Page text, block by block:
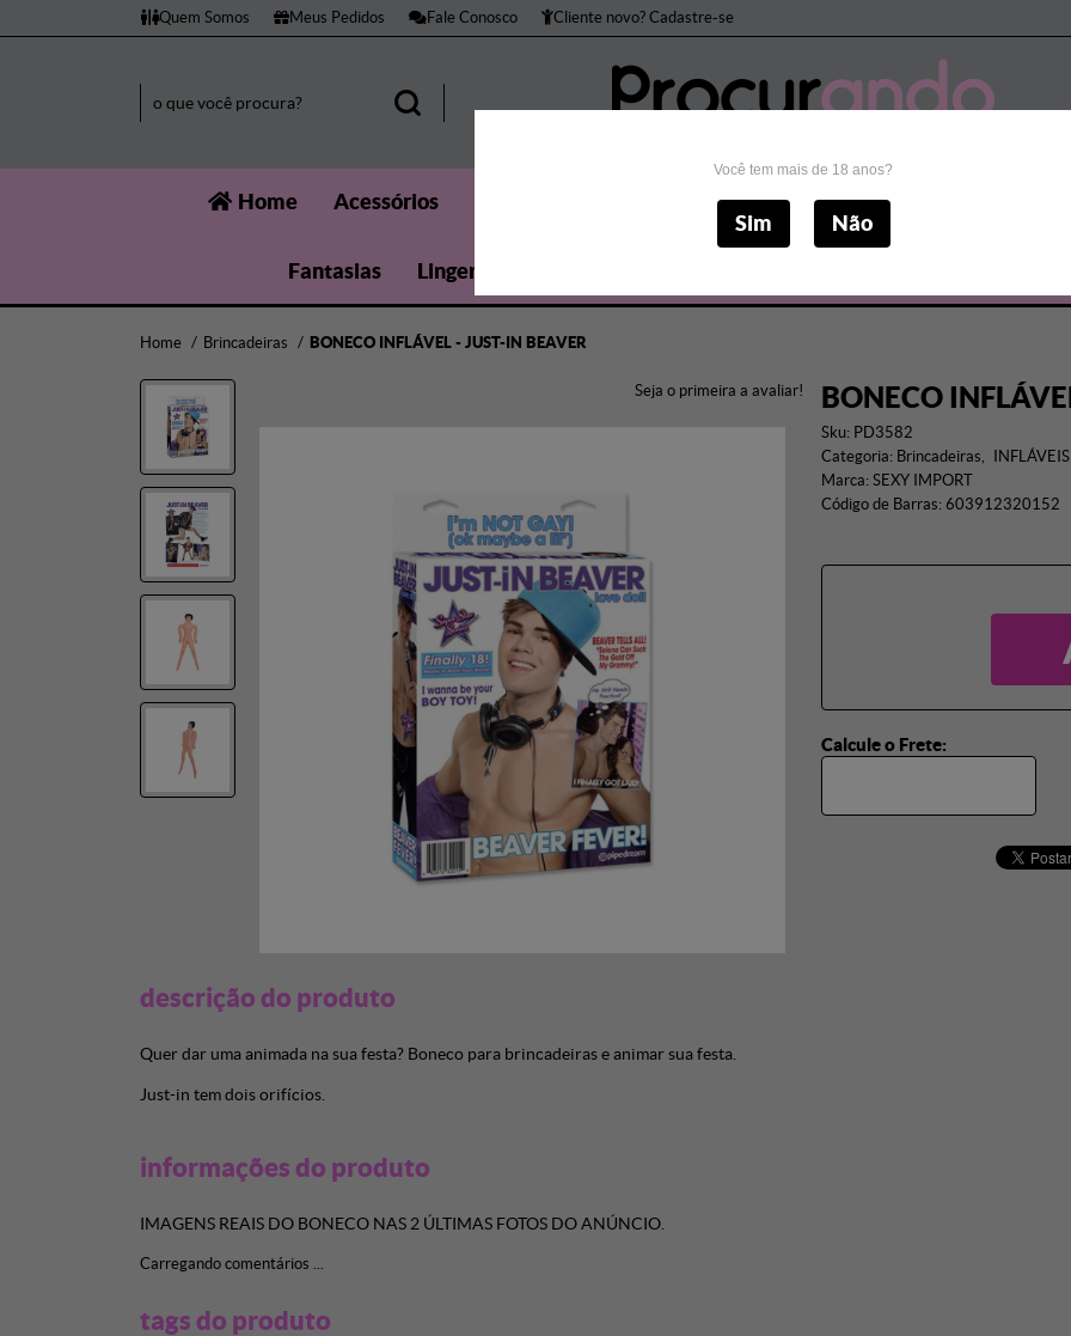
Quem Somos Meus Pedidos Fale Conosco Cliente novo? Cadastre-se
Home Acessórios Bomba Peniana Brincadeiras
Fantasias Lingerie
Home Brincadeiras BONECO INFLÁVEL - JUST-IN BEAVER
Seja o primeira a avaliar! BONECO
Sku: PD3582
Categoria: Brincadeiras
INFLÁVEIS
Marca: SEXY IMPORT
Código de Barras: 603912320152
Calcule o Frete:
descrição do produto
Quer dar uma animada na sua festa? Boneco para brincadeiras e animar sua festa.
Just-in tem dois orifícios.
informações do produto
IMAGENS REAIS DO BONECO NAS 2 ÚLTIMAS FOTOS DO ANÚNCIO.
Carregando comentários ...
tags do produto
Você tem mais de 18 anos?
Sim Não